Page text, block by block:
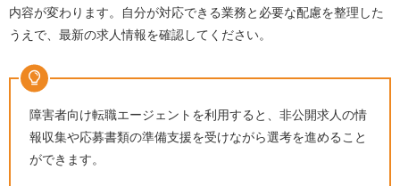
内容が変わります。自分が対応できる業務と必要な配慮を整理した
うえで、最新の求人情報を確認してください。
障害者向け転職エージェントを利用すると、非公開求人の情
報収集や応募書類の準備支援を受けながら選考を進めること
ができます。